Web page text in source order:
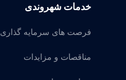
خدمات شهروندی
فرصت های سرمایه گذاری
مناقصات و مزایدات